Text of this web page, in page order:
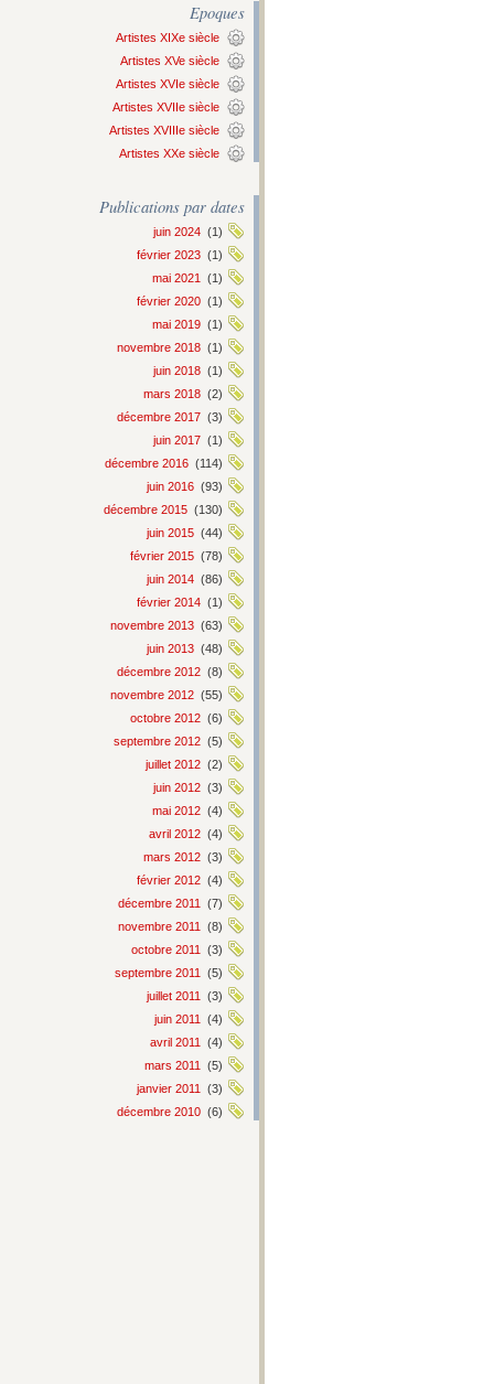
Epoques
Artistes XIXe siècle
Artistes XVe siècle
Artistes XVIe siècle
Artistes XVIIe siècle
Artistes XVIIIe siècle
Artistes XXe siècle
Publications par dates
juin 2024 (1)
février 2023 (1)
mai 2021
(1)
février 2020 (1)
mai 2019 (1)
novembre 2018 (1)
juin 2018 (1)
mars 2018 (2)
décembre 2017 (3)
juin 2017 (1)
décembre 2016 (114)
juin 2016 (93)
décembre 2015 (130)
juin 2015 (44)
février 2015 (78)
juin 2014 (86)
février 2014 (1)
novembre 2013 (63)
juin 2013 (48)
décembre 2012 (8)
novembre 2012 (55)
octobre 2012 (6)
septembre 2012 (5)
juillet 2012 (2)
juin 2012 (3)
mai 2012 (4)
avril 2012 (4)
mars 2012 (3)
février 2012 (4)
décembre 2011
(7)
novembre 2011
(8)
octobre 2011
(3)
septembre 2011
(5)
juillet 2011
(3)
juin 2011
(4)
avril 2011
(4)
mars 2011
(5)
janvier 2011
(3)
décembre 2010 (6)